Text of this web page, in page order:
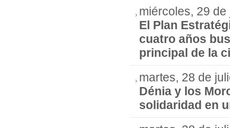
miércoles, 29
El Plan
cuatro años
principal de la
martes, 28 de
Dénia y los
solidaridad en